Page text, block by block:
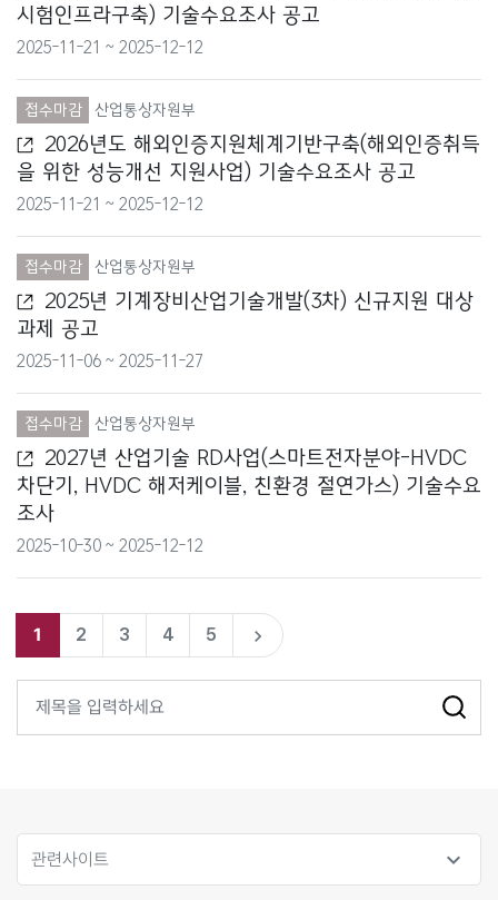
원자력안전위원회
중소벤처기업부
통계청
환경부
시험인프라구축) 기술수요조사 공고
2025-11-21 ~ 2025-12-12
접수마감 산업통상자원부
2026년도 해외인증지원체계기반구축(해외인증취득
을 위한 성능개선 지원사업) 기술수요조사 공고
2025-11-21 ~ 2025-12-12
접수마감 산업통상자원부
2025년 기계장비산업기술개발(3차) 신규지원 대상
과제 공고
2025-11-06 ~ 2025-11-27
접수마감 산업통상자원부
2027년 산업기술 RD사업(스마트전자분야-HVDC
차단기, HVDC 해저케이블, 친환경 절연가스) 기술수요
조사
2025-10-30 ~ 2025-12-12
1 2 3 4 5 navigate_next
관련사이트 expand_more